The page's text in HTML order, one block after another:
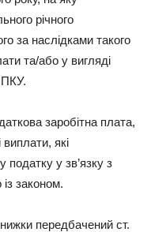
річного
за наслідками такого
та/або у вигляді
ПКУ.
заробітна плата,
виплати, які
у зв’язку з
законом.
передбачений ст.